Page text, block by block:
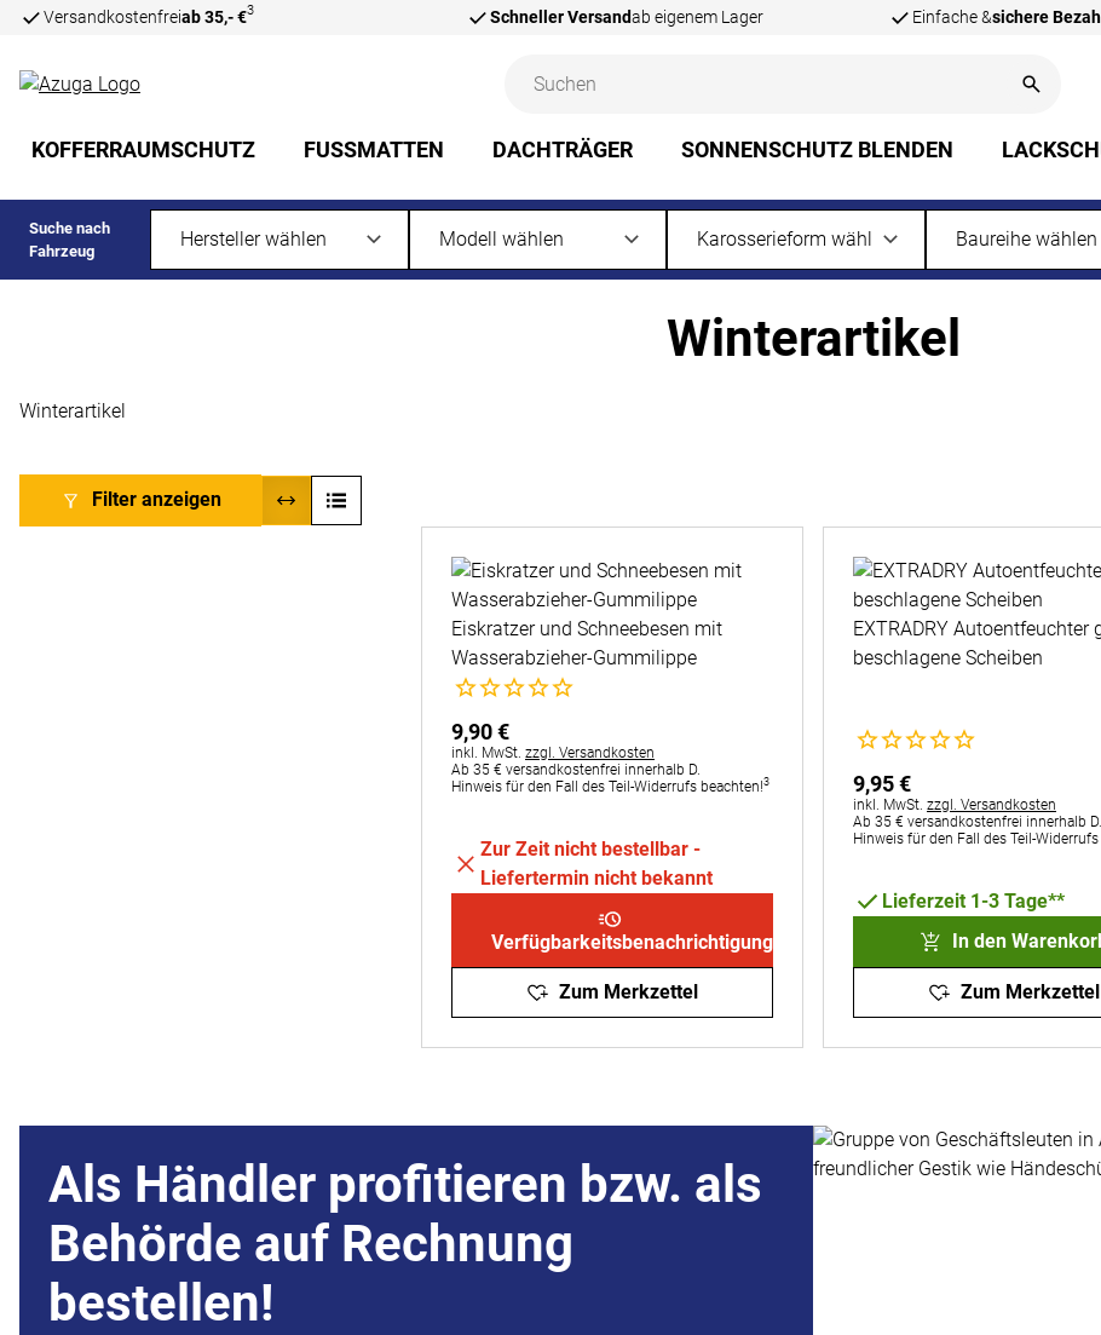
Versandkostenfreiab 35,- €3 Schneller Versandab eigenem Lager Einfache &sichere
KOFFERRAUMSCHUTZ FUSSMATTEN DACHTRÄGER SONNENSCHUTZ BLENDEN
Suche nach
Fahrzeug
Winterartikel
Winterartikel
Filter anzeigen
Eiskratzer und Schneebesen mit
Wasserabzieher-Gummilippe
Noch keine Bewertungen abgegeben
9,90€
Steuerhinweis:
inkl. MwSt. zzgl. Versandkosten
Ab 35 € versandkostenfrei innerhalb D.
Hinweis für den Fall des Teil-Widerrufs beachten!3
Zur Zeit nicht bestellbar -
Liefertermin nicht bekannt
Verfügbarkeitsbenachrichtigung
Zum Merkzettel
EXTRADRY Autoentfeuchter
beschlagene Scheiben
Noch keine Bewertungen
9,95€
Steuerhinweis:
inkl. MwSt. zzgl. Versandkosten
Ab 35 € versandkostenfrei innerhalb D.
Hinweis für den Fall des Teil-
Lieferzeit 1-3 Tage**
In den
Zum Merkzettel
Als Händler profitieren bzw. als
Behörde auf Rechnung
bestellen!